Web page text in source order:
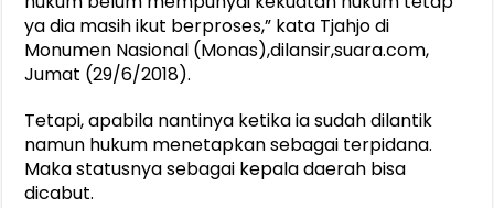
ya dia masih ikut berproses,” kata Tjahjo di
Monumen Nasional (Monas),dilansir,suara.com,
Jumat (29/6/2018).
Tetapi, apabila nantinya ketika ia sudah dilantik
namun hukum menetapkan sebagai terpidana.
Maka statusnya sebagai kepala daerah bisa
dicabut.